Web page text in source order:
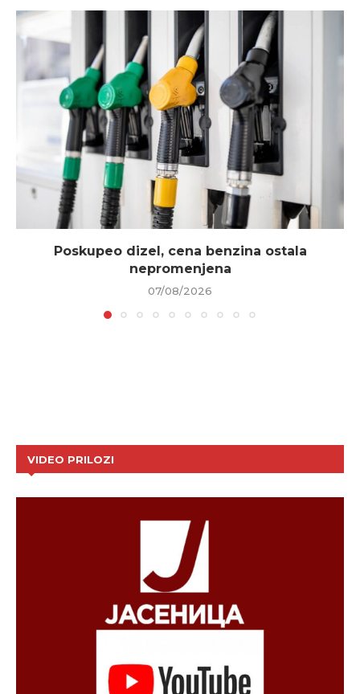
Poskupeo dizel, cena benzina ostala
nepromenjena
07/08/2026
VIDEO PRILOZI